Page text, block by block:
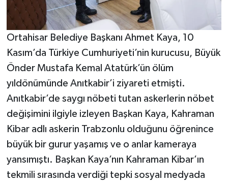
Ortahisar Belediye Başkanı Ahmet Kaya, 10
Kasım’da Türkiye Cumhuriyeti’nin kurucusu, Büyük
Önder Mustafa Kemal Atatürk’ün ölüm
yıldönümünde Anıtkabir’i ziyareti etmişti.
Anıtkabir’de saygı nöbeti tutan askerlerin nöbet
değişimini ilgiyle izleyen Başkan Kaya, Kahraman
Kibar adlı askerin Trabzonlu olduğunu öğrenince
büyük bir gurur yaşamış ve o anlar kameraya
yansımıştı. Başkan Kaya’nın Kahraman Kibar’ın
tekmili sırasında verdiği tepki sosyal medyada